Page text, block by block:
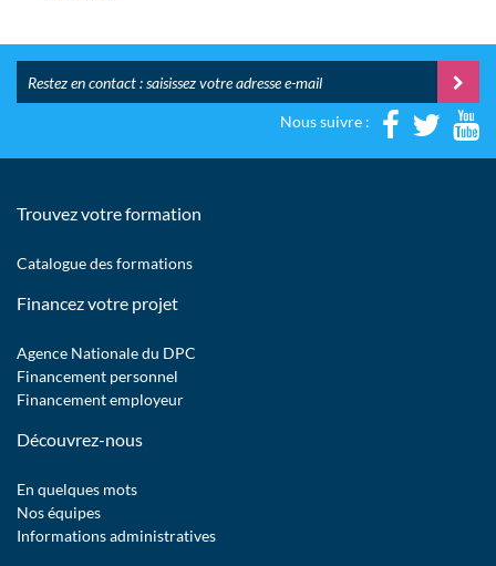
Nous suivre :
Trouvez votre formation
Catalogue des formations
Financez votre projet
Agence Nationale du DPC
Financement personnel
Financement employeur
Découvrez-nous
En quelques mots
Nos équipes
Informations administratives